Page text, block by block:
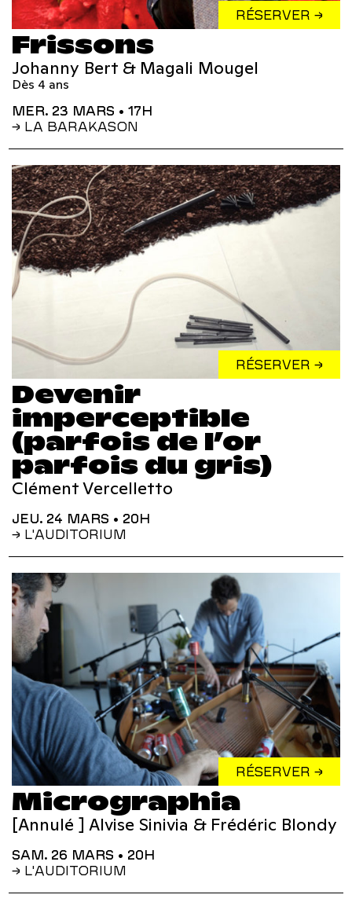
RÉSERVER →
Frissons
Johanny Bert & Magali Mougel
Dès 4 ans
MER. 23 MARS • 17H
→ LA BARAKASON
RÉSERVER →
Devenir
imperceptible
(parfois de l’or
parfois du gris)
Clément Vercelletto
JEU. 24 MARS • 20H
→ L'AUDITORIUM
RÉSERVER →
Micrographia
[Annulé ] Alvise Sinivia & Frédéric Blondy
SAM. 26 MARS • 20H
→ L'AUDITORIUM